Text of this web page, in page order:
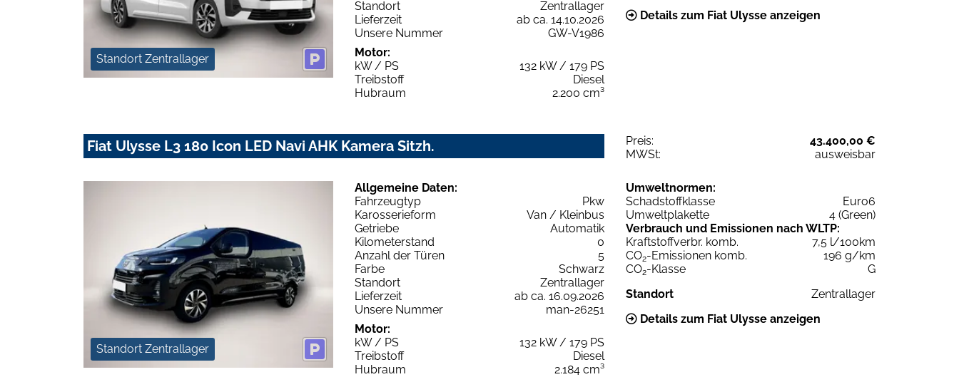
Standort Zentrallager
Standort
Zentrallager
Lieferzeit
ab ca. 14.10.2026
Unsere Nummer
GW-V1986
Motor:
kW / PS
132 kW / 179 PS
Treibstoff
Diesel
Hubraum
2.200 cm³
Details zum Fiat Ulysse anzeigen
Fiat Ulysse L3 180 Icon LED Navi AHK Kamera Sitzh. Preis:
43.400,00 €
MWSt:
ausweisbar
Standort Zentrallager
Allgemeine Daten:
Fahrzeugtyp
Pkw
Karosserieform
Van / Kleinbus
Getriebe
Automatik
Kilometerstand
0
Anzahl der Türen
5
Farbe
Schwarz
Standort
Zentrallager
Lieferzeit
ab ca. 16.09.2026
Unsere Nummer
man-26251
Motor:
kW / PS
132 kW / 179 PS
Treibstoff
Diesel
Hubraum
2.184 cm³
Umweltnormen:
Schadstoffklasse
Euro6
Umweltplakette
4 (Green)
Verbrauch und Emissionen nach WLTP:
Kraftstoffverbr. komb.
7,5 l/100km
CO2-Emissionen komb.
196 g/km
CO2-Klasse
G
Standort
Zentrallager
Details zum Fiat Ulysse anzeigen